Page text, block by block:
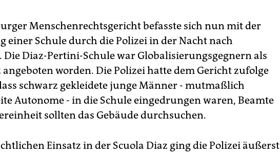
Menschenrechtsgericht befasste sich nun mit der
einer Schule durch die Polizei in der Nacht nach
Die Diaz-Pertini-Schule war Globalisierungsgegnern als
worden. Die Polizei hatte dem Gericht zufolge
schwarz gekleidete junge Männer - mutmaßlich
Autonome - in die Schule eingedrungen waren, Beamte
sollten das Gebäude durchsuchen.
Einsatz in der Scuola Diaz ging die Polizei äußerst